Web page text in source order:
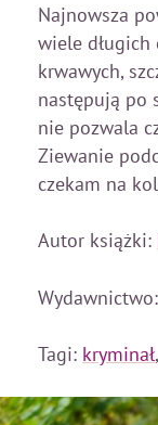
Najnowsza
wiele
krwawych,
następują po
nie pozwala
Ziewanie
czekam na
Autor książki:
Wydawnictwo:
Tagi: kryminał,